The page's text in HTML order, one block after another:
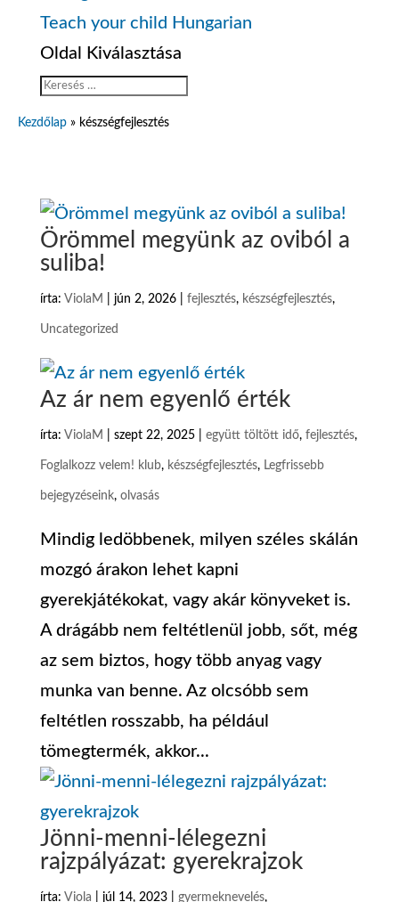
Teach your child Hungarian
Oldal Kiválasztása
Kezdőlap » készségfejlesztés
Örömmel megyünk az oviból a
suliba!
írta: ViolaM jún 2, 2026| fejlesztés, készségfejlesztés,
Uncategorized
Az ár nem egyenlő érték
írta: ViolaM szept 22, 2025| együtt töltött idő, fejlesztés,
Foglalkozz velem! klub, készségfejlesztés, Legfrissebb
bejegyzéseink, olvasás
Mindig ledöbbenek, milyen széles skálán
mozgó árakon lehet kapni
gyerekjátékokat, vagy akár könyveket is.
A drágább nem feltétlenül jobb, sőt, még
az sem biztos, hogy több anyag vagy
munka van benne. Az olcsóbb sem
feltétlen rosszabb, ha például
tömegtermék, akkor...
Jönni-menni-lélegezni
rajzpályázat: gyerekrajzok
írta: Viola júl 14, 2023| gyermeknevelés,